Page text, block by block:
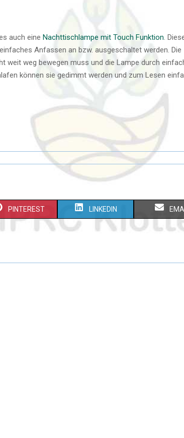
auch eine Nachttischlampe mit Touch Funktion .
Anfassen an bzw. ausgeschaltet werden. Die
weit weg bewegen muss und die Lampe durch
können sie gedimmt werden und zum Lesen
PINTEREST LINKEDIN